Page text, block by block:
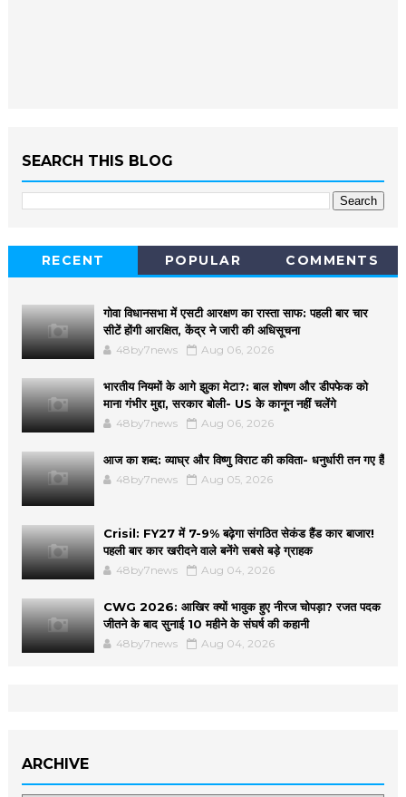
SEARCH THIS BLOG
RECENT POPULAR COMMENTS
गोवा विधानसभा में एसटी आरक्षण का रास्ता साफ: पहली बार चार
सीटें होंगी आरक्षित, केंद्र ने जारी की अधिसूचना
48by7news Aug 06, 2026
भारतीय नियमों के आगे झुका मेटा?: बाल शोषण और डीपफेक को
माना गंभीर मुद्दा, सरकार बोली- US के कानून नहीं चलेंगे
48by7news Aug 06, 2026
आज का शब्द: व्याघ्र और विष्णु विराट की कविता- धनुर्धारी तन गए हैं
48by7news Aug 05, 2026
Crisil: FY27 में 7-9% बढ़ेगा संगठित सेकंड हैंड कार बाजार!
पहली बार कार खरीदने वाले बनेंगे सबसे बड़े ग्राहक
48by7news Aug 04, 2026
CWG 2026: आखिर क्यों भावुक हुए नीरज चोपड़ा? रजत पदक
जीतने के बाद सुनाई 10 महीने के संघर्ष की कहानी
48by7news Aug 04, 2026
ARCHIVE